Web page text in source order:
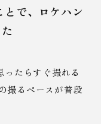
で、ロケハン
たらすぐ撮れる
撮るペースが普段